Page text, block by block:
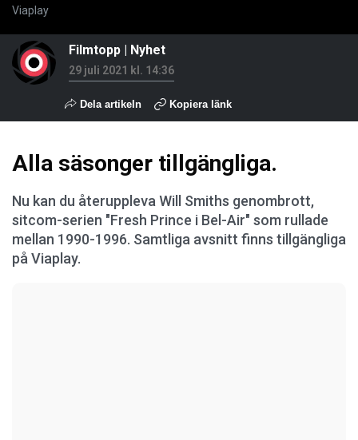
Viaplay
Filmtopp | Nyhet
29 juli 2021 kl. 14:36
Dela artikeln Kopiera länk
Alla säsonger tillgängliga.
Nu kan du återuppleva Will Smiths genombrott,
sitcom-serien "Fresh Prince i Bel-Air" som rullade
mellan 1990-1996. Samtliga avsnitt finns tillgängliga
på Viaplay.